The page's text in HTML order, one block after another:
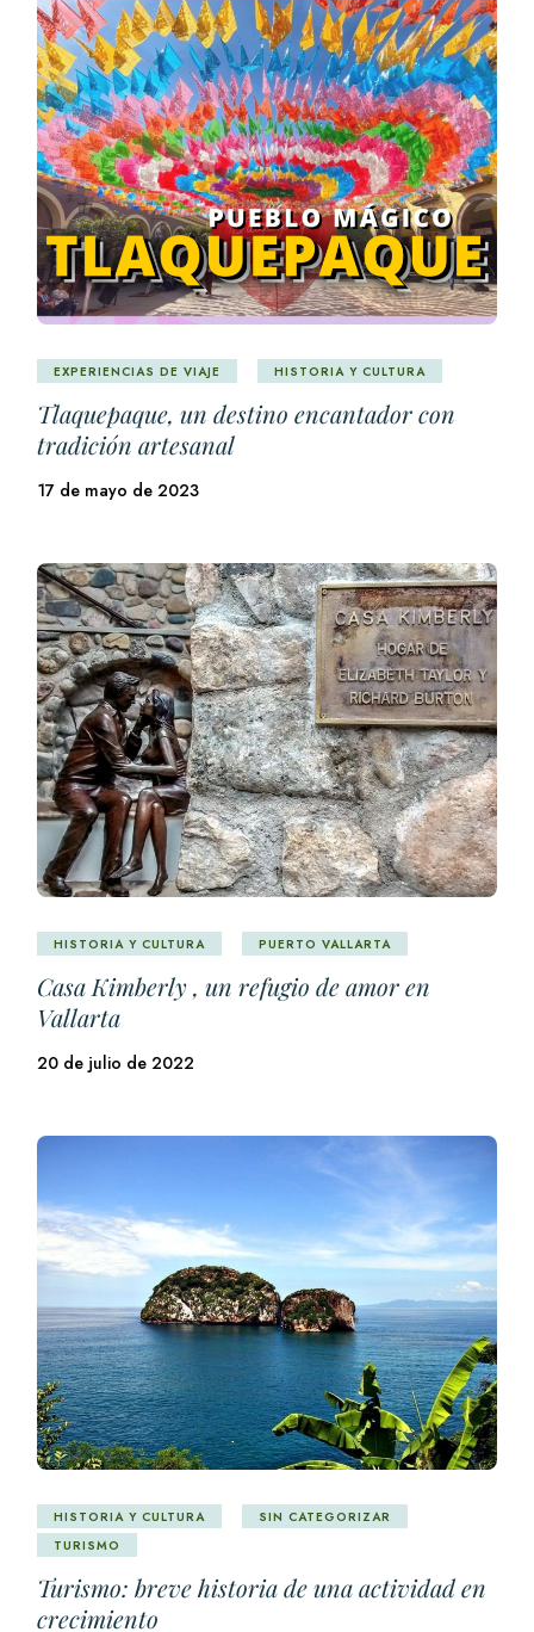
EXPERIENCIAS DE VIAJE HISTORIA Y CULTURA
Tlaquepaque, un destino encantador con
tradición artesanal
17 de mayo de 2023
HISTORIA Y CULTURA PUERTO VALLARTA
Casa Kimberly , un refugio de amor en
Vallarta
20 de julio de 2022
HISTORIA Y CULTURA
SIN CATEGORIZAR
TURISMO
Turismo: breve historia de una actividad en
crecimiento